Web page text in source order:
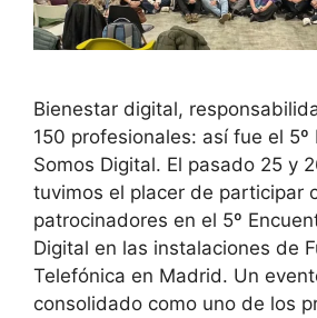
Bienestar digital,
150 profesionales: así fue el 5º
Somos Digital. El pasado 25 y
tuvimos el placer de participar
patrocinadores en el 5º
Digital en las instalaciones de
Telefónica en Madrid. Un
consolidado como uno de los